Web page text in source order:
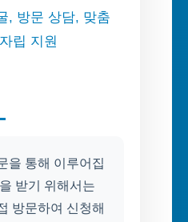
, 방문 상담, 맞춤
립 지원
을 통해 이루어집
받기 위해서는
방문하여 신청해